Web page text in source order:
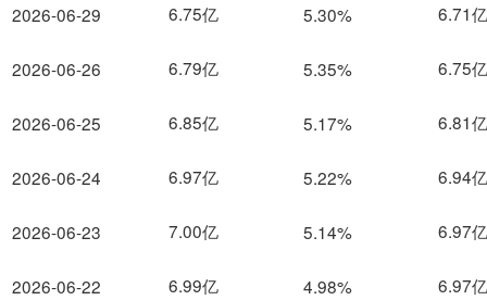
2026-06-29
2026-06-26
2026-06-25
2026-06-24
2026-06-23
2026-06-22
6.75亿 5.30% 6.71亿
6.79亿 5.35% 6.75亿
6.85亿 5.17% 6.81亿
6.97亿 5.22% 6.94亿
7.00亿 5.14% 6.97亿
6.99亿 4.98% 6.97亿